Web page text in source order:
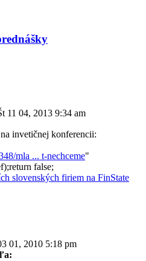
11 04, 2013 9:34 am
invetičnej konferencii:
mla ... t-nechceme"
false;
slovenských firiem na FinState
01, 2010 5:18 pm